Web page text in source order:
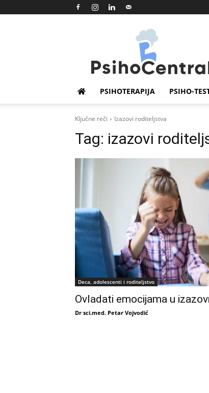
Psihocentrala
PSIHOTERAPIJA PSIHO-
Ključne reči Izazovi roditeljstva
Tag: izazovi
Deca, adolescenti i roditeljstvo
Ovladati emocijama u
Dr sci.med. Petar Vojvodić